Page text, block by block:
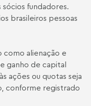
fundadores.
brasileiros pessoas
alienação e
ganho de capital
ações ou quotas seja
conforme registrado